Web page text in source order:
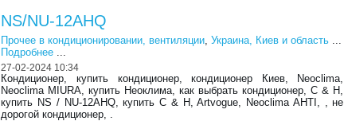
NS/NU-12AHQ
Прочее в кондиционировании, вентиляции,Украина, Киев и область ...
Подробнее ...
27-02-2024 10:34
Кондиционер, купить кондиционер, кондиционер Киев, Neoclima,
Neoclima MIURA, купить Неоклима, как выбрать кондиционер, C & H,
купить NS / NU-12AHQ, купить C & H, Artvogue, Neoclima AHTI, , не
дорогой кондиционер, .